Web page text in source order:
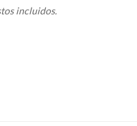
incluidos.